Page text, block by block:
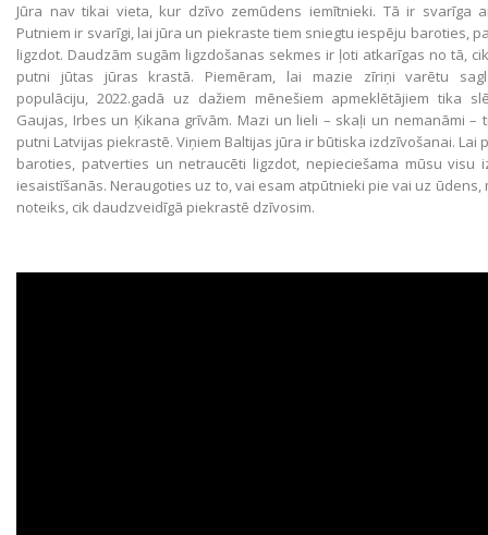
Jūra nav tikai vieta, kur dzīvo zemūdens iemītnieki. Tā ir svarīga
Putniem ir svarīgi, lai jūra un piekraste tiem sniegtu iespēju baroties,
ligzdot. Daudzām sugām ligzdošanas sekmes ir ļoti atkarīgas no tā,
putni jūtas jūras krastā. Piemēram, lai mazie zīriņi varētu
populāciju, 2022.gadā uz dažiem mēnešiem apmeklētājiem tika
Gaujas, Irbes un Ķikana grīvām. Mazi un lieli – skaļi un nemanāmi –
putni Latvijas piekrastē. Viņiem Baltijas jūra ir būtiska izdzīvošanai. Lai
baroties, patverties un netraucēti ligzdot, nepieciešama mūsu visu
iesaistīšanās. Neraugoties uz to, vai esam atpūtnieki pie vai uz ūdens,
noteiks, cik daudzveidīgā piekrastē dzīvosim.